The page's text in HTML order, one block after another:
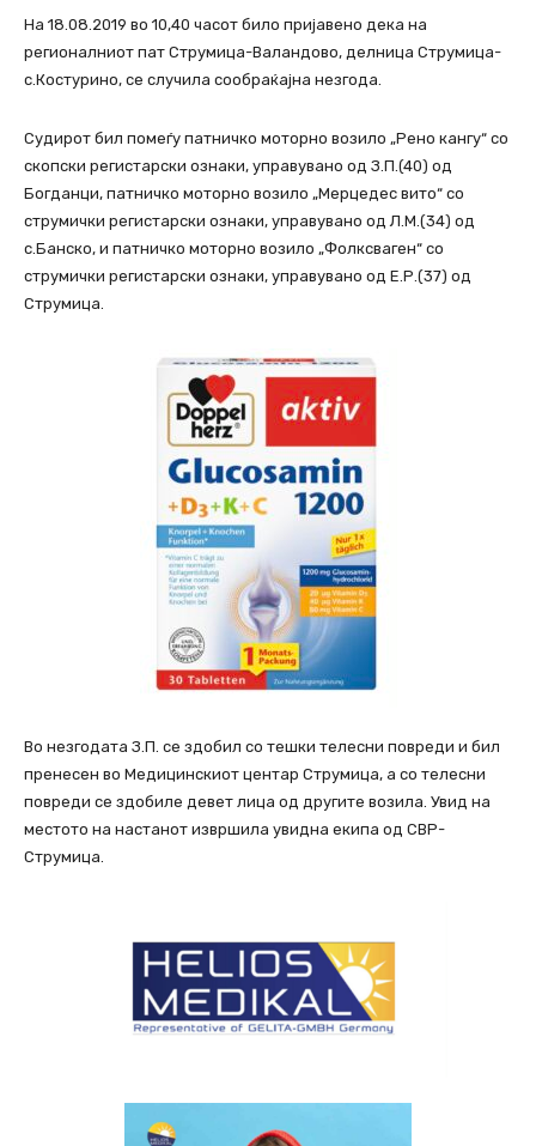
На 18.08.2019 во 10,40 часот било пријавено дека на
регионалниот пат Струмица-Валандово, делница Струмица-
с.Костурино, се случила сообраќајна незгода.
Судирот бил помеѓу патничко моторно возило „Рено кангу“ со
скопски регистарски ознаки, управувано од З.П.(40) од
Богданци, патничко моторно возило „Мерцедес вито“ со
струмички регистарски ознаки, управувано од Л.М.(34) од
с.Банско, и патничко моторно возило „Фолксваген“ со
струмички регистарски ознаки, управувано од Е.Р.(37) од
Струмица.
Во незгодата З.П. се здобил со тешки телесни повреди и бил
пренесен во Медицинскиот центар Струмица, а со телесни
повреди се здобиле девет лица од другите возила. Увид на
местото на настанот извршила увидна екипа од СВР-
Струмица.